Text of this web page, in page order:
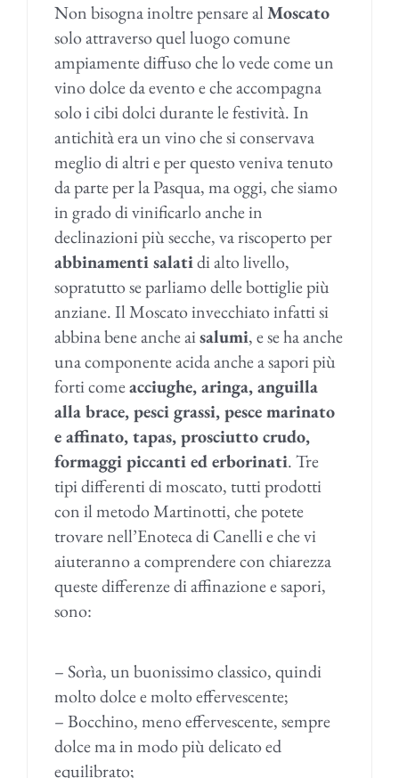
Non bisogna inoltre pensare alMoscato
solo attraverso quel luogo comune
ampiamente diffuso che lo vede come un
vino dolce da evento e che accompagna
solo i cibi dolci durante le festività. In
antichità era un vino che si conservava
meglio di altri e per questo veniva tenuto
da parte per la Pasqua, ma oggi, che siamo
in grado di vinificarlo anche in
declinazioni più secche, va riscoperto per
abbinamenti salatidi alto livello,
sopratutto se parliamo delle bottiglie più
anziane. Il Moscato invecchiato infatti si
abbina bene anche aisalumi, e se ha anche
una componente acida anche a sapori più
forti comeacciughe, aringa, anguilla
alla brace, pesci grassi, pesce marinato
e affinato, tapas, prosciutto crudo,
formaggi piccanti ed erborinati. Tre
tipi differenti di moscato, tutti prodotti
con il metodo Martinotti, che potete
trovare nell’Enoteca di Canelli e che vi
aiuteranno a comprendere con chiarezza
queste differenze di affinazione e sapori,
sono:
– Sorìa, un buonissimo classico, quindi
molto dolce e molto effervescente;
– Bocchino, meno effervescente, sempre
dolce ma in modo più delicato ed
equilibrato;